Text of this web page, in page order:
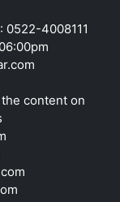
0522-4008111
content on